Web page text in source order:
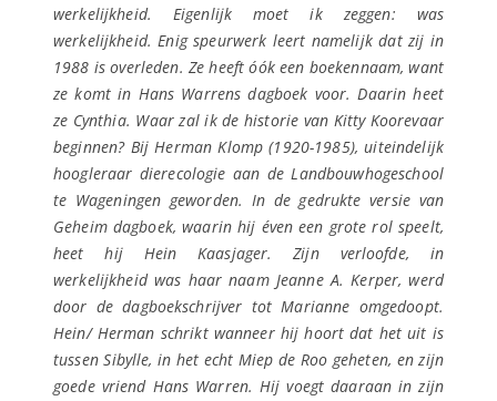
werkelijkheid. Eigenlijk moet ik zeggen: was
werkelijkheid. Enig speurwerk leert namelijk dat zij in
1988 is overleden. Ze heeft óók een boekennaam, want
ze komt in Hans Warrens dagboek voor. Daarin heet
ze Cynthia. Waar zal ik de historie van Kitty Koorevaar
beginnen? Bij Herman Klomp (1920-1985), uiteindelijk
hoogleraar dierecologie aan de Landbouwhogeschool
te Wageningen geworden. In de gedrukte versie van
Geheim dagboek, waarin hij éven een grote rol speelt,
heet hij Hein Kaasjager. Zijn verloofde, in
werkelijkheid was haar naam Jeanne A. Kerper, werd
door de dagboekschrijver tot Marianne omgedoopt.
Hein/ Herman schrikt wanneer hij hoort dat het uit is
tussen Sibylle, in het echt Miep de Roo geheten, en zijn
goede vriend Hans Warren. Hij voegt daaraan in zijn